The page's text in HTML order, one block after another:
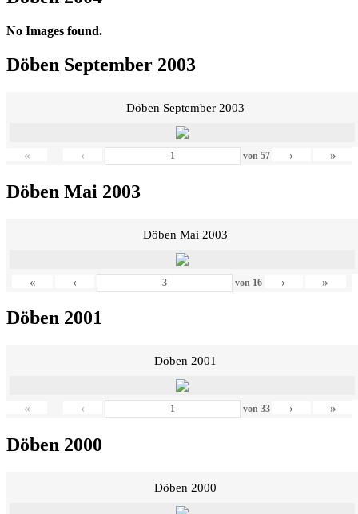
No Images found.
Döben September 2003
Döben September 2003
« ‹ von 57 › »
Döben Mai 2003
Döben Mai 2003
« ‹ von 16 › »
Döben 2001
Döben 2001
« ‹ von 33 › »
Döben 2000
Döben 2000